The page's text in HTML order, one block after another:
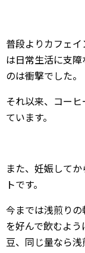
普段よりカフェ
は日常生活に支
のは衝撃でした。
それ以来、コー
ています。
また、妊娠して
トです。
今までは浅煎り
を好んで飲むよ
豆、同じ量なら浅